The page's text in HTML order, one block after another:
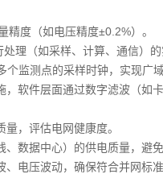
度（如电压精度±0.2%）。
理（如采样、计算、通信）的
监测点的采样时钟，实现广
软件层面通过数字滤波（如
，评估电网健康度。
数据中心）的供电质量，避免
电压波动，确保符合并网标